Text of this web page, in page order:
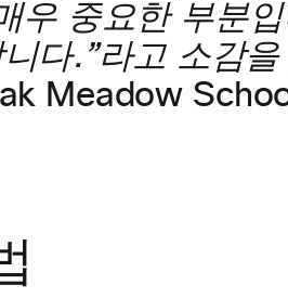
우 중요한 부분
다.”라고 소감
Meadow